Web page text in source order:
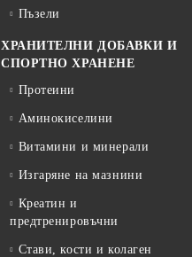
Пъзели
ХРАНИТЕЛНИ ДОБАВКИ И
СПОРТНО ХРАНЕНЕ
Протеини
Аминокиселини
Витамини и минерали
Изгаряне на мазнини
Креатин и
предтренировъчни
Стави, кости и колаген